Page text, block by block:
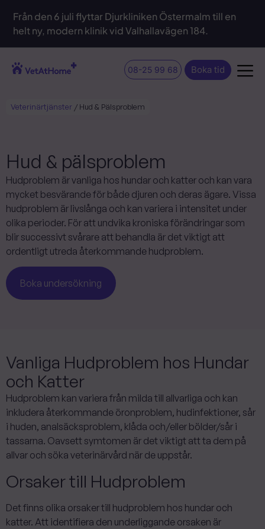
Från den 6 juli flyttar Djurkliniken Östermalm till en
helt ny, modern klinik vid Valhallavägen 184.
08-25 99 68 Boka tid
Veterinärtjänster / Hud & Pälsproblem
Hud & pälsproblem
Hudproblem är vanliga hos hundar och katter och kan vara
mycket besvärande för både djuren och deras ägare. Vissa
hudproblem är livslånga och kan variera i intensitet under
olika perioder. För att undvika kroniska förändringar som
blir successivt svårare att behandla är det viktigt att
ordentligt utreda återkommande hudproblem.
Boka undersökning
Vanliga Hudproblem hos Hundar
och Katter
Hudproblem kan variera från milda till allvarliga och kan
inkludera återkommande öronproblem, hudinfektioner, sår
i huden, analsäcksproblem, klåda och/eller bölder/sår i
tassarna. Oavsett symtomen är det viktigt att ta dem på
allvar och söka veterinärvård när de uppstår.
Orsaker till Hudproblem
Det finns olika orsaker till hudproblem hos hundar och
katter. Att identifiera den underliggande orsaken är